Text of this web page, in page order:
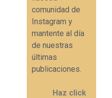
comunidad de
Instagram y
mantente al día
de nuestras
últimas
publicaciones.
Haz click